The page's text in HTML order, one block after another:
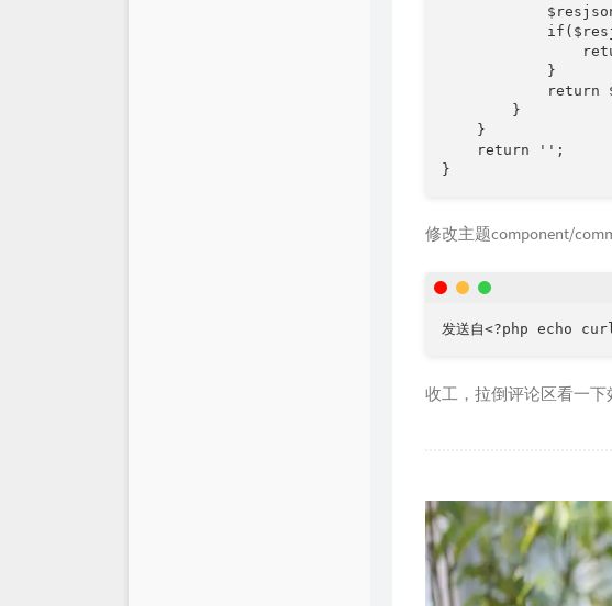
            }
return
        }
    }
    return '';
}
修改主题component/
发送自<?php echo
收工，拉倒评论区看一下